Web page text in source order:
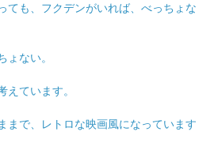
ても、フクデンがいれば、べっちょな
ょない。
えています。
まで、レトロな映画風になっています